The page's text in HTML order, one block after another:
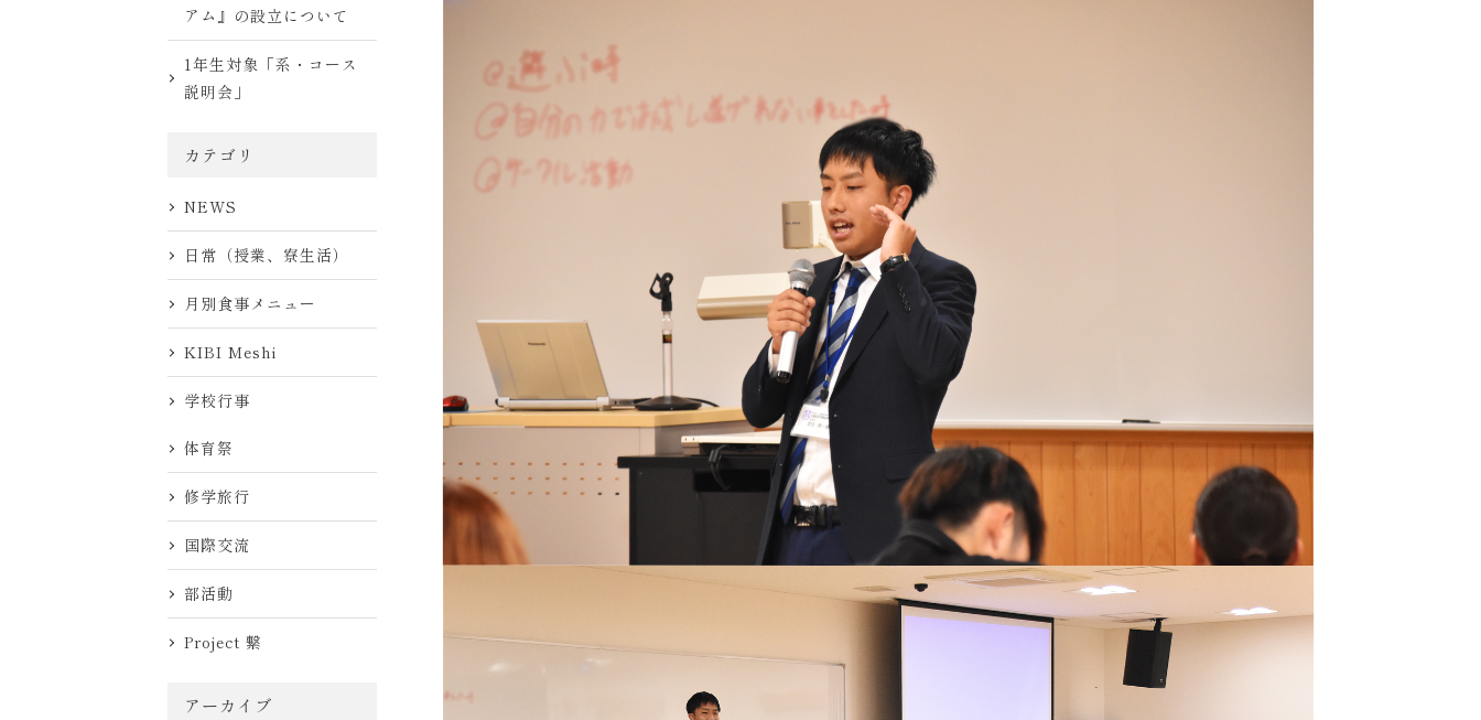
アム』の設立について
1年生対象「系・コース
説明会」
カテゴリ
NEWS
日常（授業、寮生活）
月別食事メニュー
KIBI Meshi
学校行事
体育祭
修学旅行
国際交流
部活動
Project 繋
アーカイブ